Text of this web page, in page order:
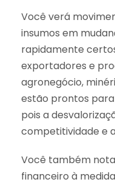
Você verá
insumos em
rapidamente
exportadores e
agronegócio,
estão prontos
pois a
competitividade e
Você também
financeiro à